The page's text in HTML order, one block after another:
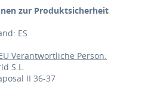
zur Produktsicherheit
ES
Verantwortliche Person:
S.L.
II 36-37